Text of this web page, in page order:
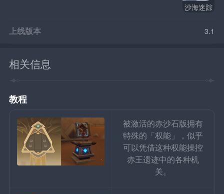
沙海迷踪
上线版本 3.1
相关信息
教程
被激活的赤沙石版拥有
特殊的「权能」，似乎
可以凭借这种权能操控
赤王遗迹中的各种机
关。